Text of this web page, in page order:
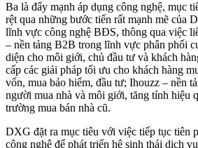
Ba là đẩy mạnh áp dụng công nghệ, mục
rệt qua những bước tiến rất mạnh mẽ của
lĩnh vực công nghệ BĐS, thông qua việc
– nền tảng B2B trong lĩnh vực phân phối
diện cho môi giới, chủ đầu tư và khách
cấp các giải pháp tối ưu cho khách hàng
vốn, mua bảo hiểm, đầu tư; Ihouzz – nền
người mua nhà và môi giới, tăng tính hiệu
trường mua bán nhà cũ.
DXG đặt ra mục tiêu với việc tiếp tục tiên
công nghệ để phát triển hệ sinh thái dịch